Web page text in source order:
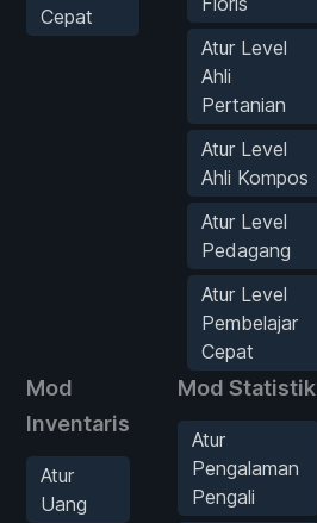
Cepat
Atur Level
Ahli
Pertanian
Atur Level
Ahli Kompos
Atur Level
Pedagang
Atur Level
Pembelajar
Cepat
Mod
Inventaris
Atur
Uang
Mod Statistik
Atur
Pengalaman
Pengali